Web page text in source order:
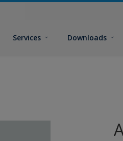
Services Downloads